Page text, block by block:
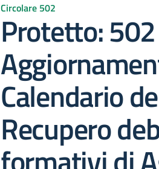
Circolare 502
Protetto:
Calendario
Recupero